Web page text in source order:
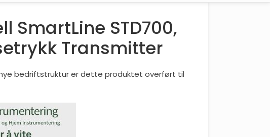
SmartLine STD700,
Transmitter
bedriftstruktur er dette produktet overført til